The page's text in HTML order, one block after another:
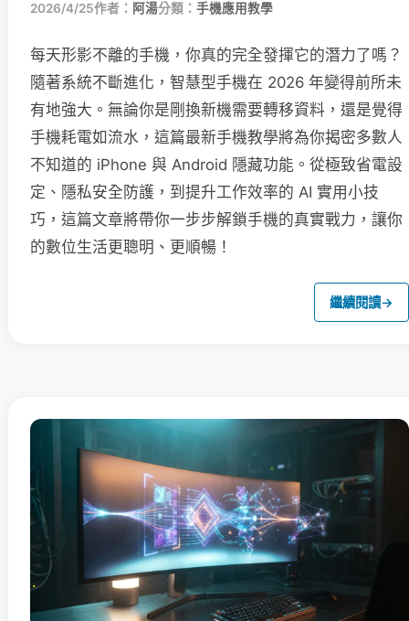
2026/4/25作者： 阿湯分類： 手機應用教學
每天形影不離的手機，你真的完全發揮它的潛力了嗎？
隨著系統不斷進化，智慧型手機在 2026 年變得前所未
有地強大。無論你是剛換新機需要轉移資料，還是覺得
手機耗電如流水，這篇最新手機教學將為你揭密多數人
不知道的 iPhone 與 Android 隱藏功能。從極致省電設
定、隱私安全防護，到提升工作效率的 AI 實用小技
巧，這篇文章將帶你一步步解鎖手機的真實戰力，讓你
的數位生活更聰明、更順暢！
繼續閱讀→